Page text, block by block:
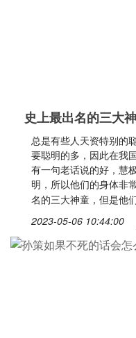
史上最出名的三大
总是有些人天资特别的
要聪明的多，因此在我
有一句老话说的好，慧
明，所以他们的身体非
名的三大神童，但是他
2023-05-06 10:44:00